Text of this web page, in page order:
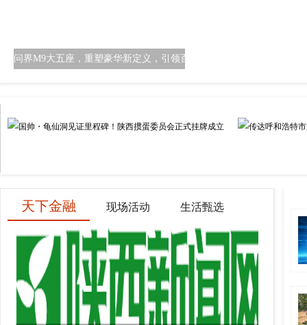
问界M9大五座，重塑豪华新定义，引领百变生
>
天下金融 现场活动 生活甄选